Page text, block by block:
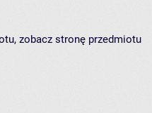
zobacz stronę przedmiotu